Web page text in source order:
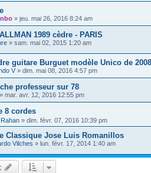
» jeu. mai 26, 2016 8:24 am
1989 cèdre - PARIS
» sam. mai 02, 2015 1:20 am
guitare Burguet modèle Unico de 2008
V » dim. mai 08, 2016 4:57 pm
professeur sur 78
» mar. avr. 12, 2016 12:55 pm
8 cordes
Rahan » dim. févr. 07, 2016 10:39 pm
Classique Jose Luis Romanillos
Vilches » lun. févr. 17, 2014 1:40 am